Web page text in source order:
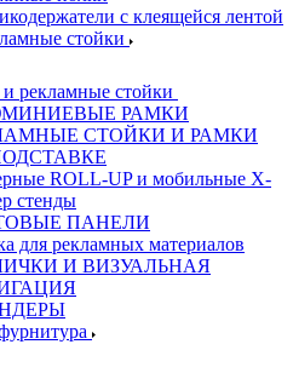
с клеящейся лентой
стойки
рекламные стойки
РАМКИ
СТОЙКИ И РАМКИ
ROLL-UP и мобильные X-
стенды
ПАНЕЛИ
для рекламных материалов
И ВИЗУАЛЬНАЯ